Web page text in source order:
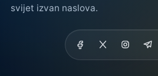
svijet izvan naslova.